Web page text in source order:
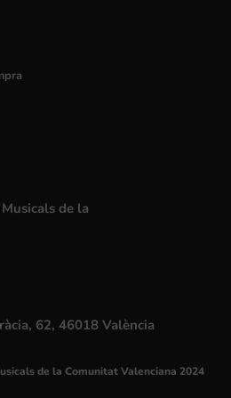
de la
62, 46018 València
de la Comunitat Valenciana 2024